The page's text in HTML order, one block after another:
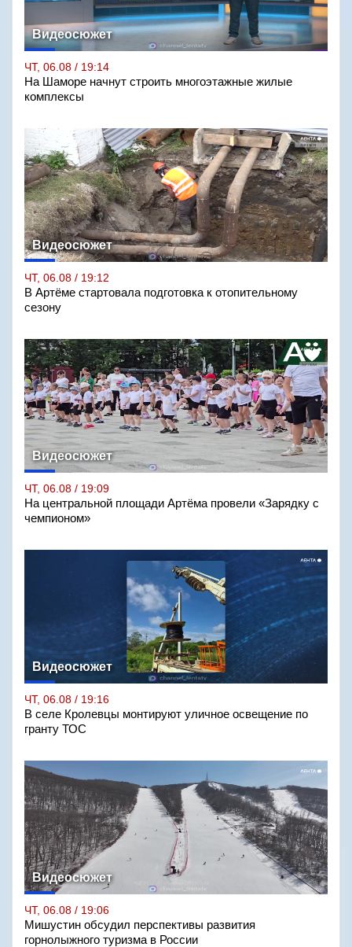
Видеосюжет
ЧТ, 06.08 / 19:14
На Шаморе начнут строить многоэтажные жилые
комплексы
Видеосюжет
ЧТ, 06.08 / 19:12
В Артёме стартовала подготовка к отопительному
сезону
Видеосюжет
ЧТ, 06.08 / 19:09
На центральной площади Артёма провели «Зарядку с
чемпионом»
Видеосюжет
ЧТ, 06.08 / 19:16
В селе Кролевцы монтируют уличное освещение по
гранту ТОС
Видеосюжет
ЧТ, 06.08 / 19:06
Мишустин обсудил перспективы развития
горнолыжного туризма в России